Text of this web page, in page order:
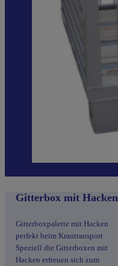
Gitterbox mit Hacken
Gitterboxpalette mit Hacken
perfekt beim Krantransport
Speziell die Gitterboxen mit
Hacken erfreuen sich zum